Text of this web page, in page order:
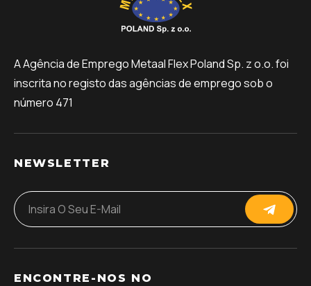
A Agência de Emprego Metaal Flex Poland Sp. z o.o. foi
inscrita no registo das agências de emprego sob o
número 471
NEWSLETTER
ENCONTRE-NOS NO